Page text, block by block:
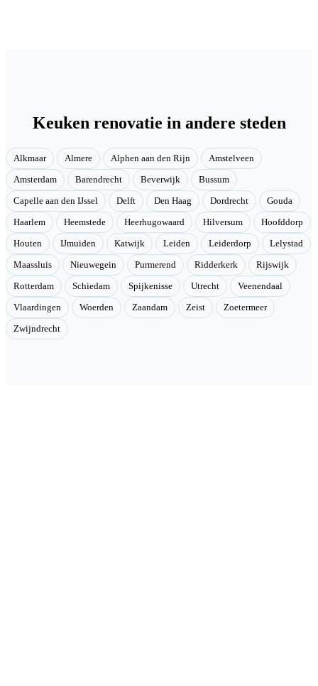
Keuken renovatie in andere steden
Alkmaar Almere Alphen aan den Rijn Amstelveen
Amsterdam Barendrecht Beverwijk Bussum
Capelle aan den IJssel Delft Den Haag Dordrecht Gouda
Haarlem Heemstede Heerhugowaard Hilversum Hoofddorp
Houten IJmuiden Katwijk Leiden Leiderdorp Lelystad
Maassluis Nieuwegein Purmerend Ridderkerk Rijswijk
Rotterdam Schiedam Spijkenisse Utrecht Veenendaal
Vlaardingen Woerden Zaandam Zeist Zoetermeer
Zwijndrecht